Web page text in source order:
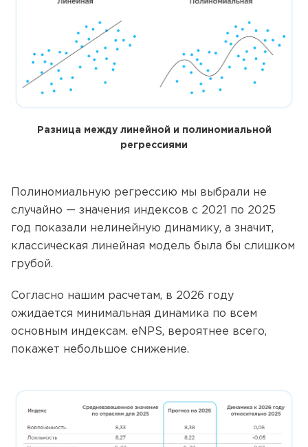
Разница между линейной и полиномиальной
регрессиями
Полиномиальную регрессию мы выбрали не
случайно — значения индексов с 2021 по 2025
год показали нелинейную динамику, а значит,
классическая линейная модель была бы слишком
грубой.
Согласно нашим расчетам, в 2026 году
ожидается минимальная динамика по всем
основным индексам. eNPS, вероятнее всего,
покажет небольшое снижение.